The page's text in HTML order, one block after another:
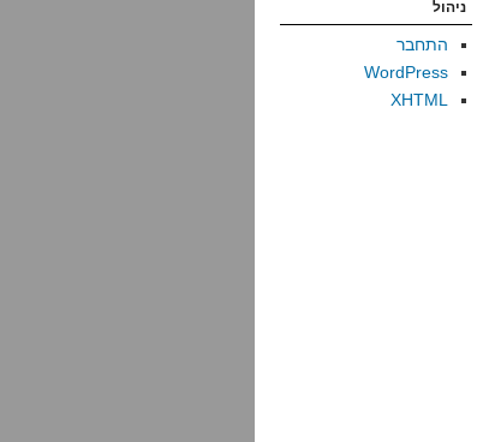
ניהול
התחבר
WordPress
XHTML